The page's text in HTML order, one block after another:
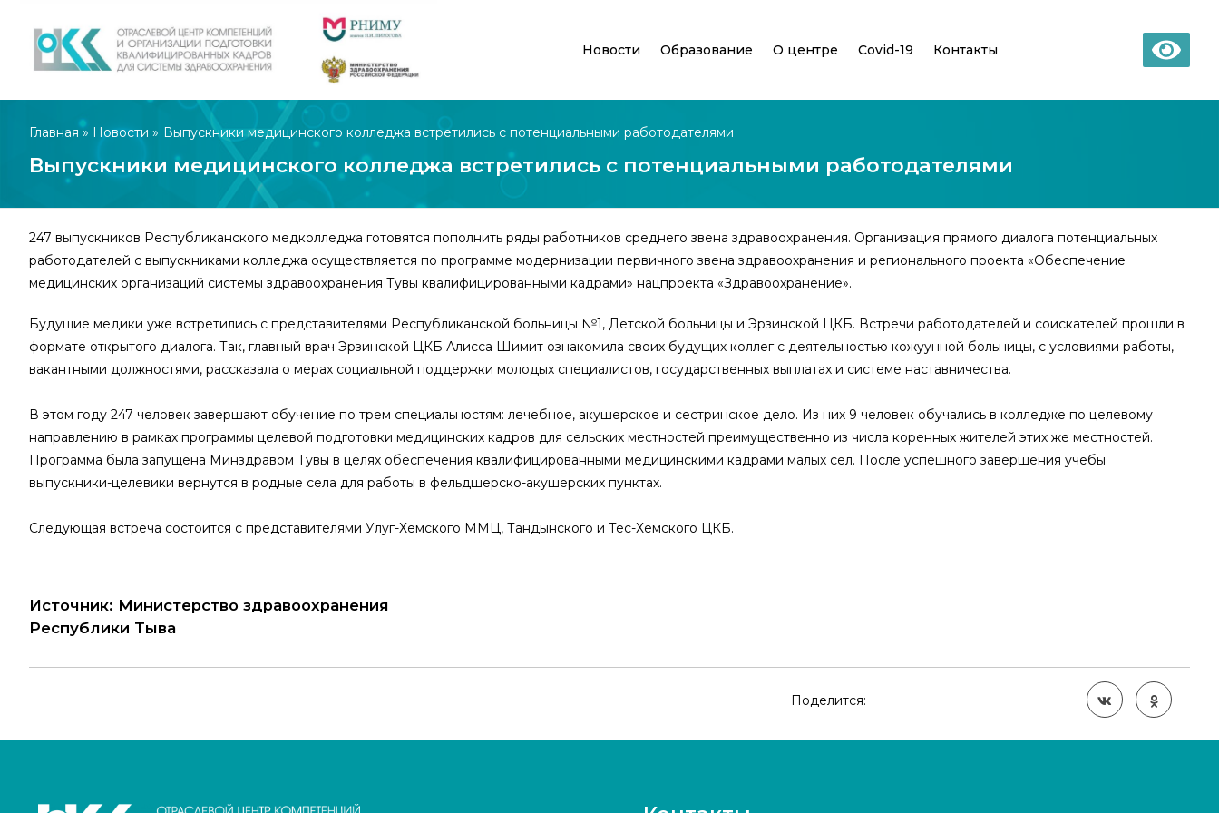
Новости Образование О центре Covid-19 Контакты
Главная » Новости » Выпускники медицинского колледжа встретились с потенциальными работодателями
Выпускники медицинского колледжа встретились с потенциальными работодателями
247 выпускников Республиканского медколледжа готовятся пополнить ряды работников среднего звена здравоохранения. Организация прямого диалога потенциальных
работодателей с выпускниками колледжа осуществляется по программе модернизации первичного звена здравоохранения и регионального проекта «Обеспечение
медицинских организаций системы здравоохранения Тувы квалифицированными кадрами» нацпроекта «Здравоохранение».
Будущие медики уже встретились с представителями Республиканской больницы №1, Детской больницы и Эрзинской ЦКБ. Встречи работодателей и соискателей прошли в
формате открытого диалога. Так, главный врач Эрзинской ЦКБ Алисса Шимит ознакомила своих будущих коллег с деятельностью кожуунной больницы, с условиями работы,
вакантными должностями, рассказала о мерах социальной поддержки молодых специалистов, государственных выплатах и системе наставничества.
В этом году 247 человек завершают обучение по трем специальностям: лечебное, акушерское и сестринское дело. Из них 9 человек обучались в колледже по целевому
направлению в рамках программы целевой подготовки медицинских кадров для сельских местностей преимущественно из числа коренных жителей этих же местностей.
Программа была запущена Минздравом Тувы в целях обеспечения квалифицированными медицинскими кадрами малых сел. После успешного завершения учебы
выпускники-целевики вернутся в родные села для работы в фельдшерско-акушерских пунктах.
Следующая встреча состоится с представителями Улуг-Хемского ММЦ, Тандынского и Тес-Хемского ЦКБ.
Источник: Министерство здравоохранения
Республики Тыва
Поделится: